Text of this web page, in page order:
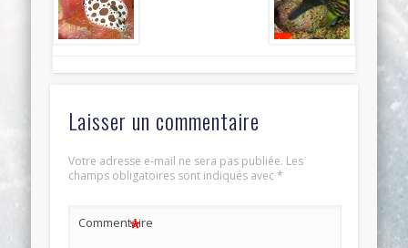
Laisser un commentaire
Votre adresse e-mail ne sera pas publiée. Les
champs obligatoires sont indiqués avec*
Commentaire
*